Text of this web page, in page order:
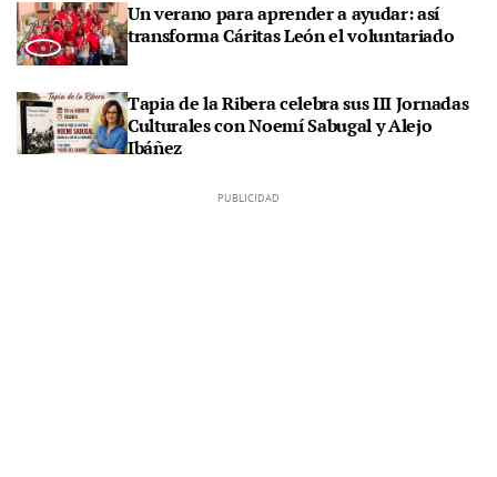
Un verano para aprender a ayudar: así
transforma Cáritas León el voluntariado
Tapia de la Ribera celebra sus III Jornadas
Culturales con Noemí Sabugal y Alejo
Ibáñez